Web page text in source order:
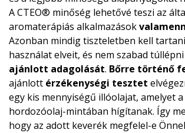
A CTEO® minőség lehetővé teszi az
aromaterápiás alkalmazások
Azonban mindig tiszteletben kell
használat elveit, és nem szabad
ajánlott adagolását. Bőrre történő
ajánlott érzékenységi tesztet
egy kis mennyiségű illóolajat, amelyet
hordozóolaj-mintában hígítanak. Így
hogy az adott keverék megfelel-e